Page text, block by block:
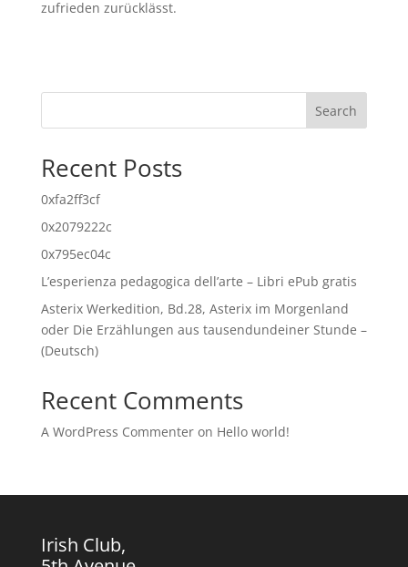
zufrieden zurücklässt.
Search
Recent Posts
0xfa2ff3cf
0x2079222c
0x795ec04c
L’esperienza pedagogica dell’arte – Libri ePub gratis
Asterix Werkedition, Bd.28, Asterix im Morgenland
oder Die Erzählungen aus tausendundeiner Stunde –
(Deutsch)
Recent Comments
A WordPress Commenteron Hello world!
Irish Club,